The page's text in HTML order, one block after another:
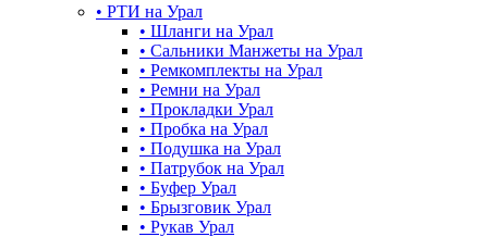
• РТИ на Урал
• Шланги на Урал
• Сальники Манжеты на Урал
• Ремкомплекты на Урал
• Ремни на Урал
• Прокладки Урал
• Пробка на Урал
• Подушка на Урал
• Патрубок на Урал
• Буфер Урал
• Брызговик Урал
• Рукав Урал